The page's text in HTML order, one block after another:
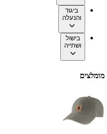
ביגוד
והנעלה
בישול
ושתייה
מומלצים